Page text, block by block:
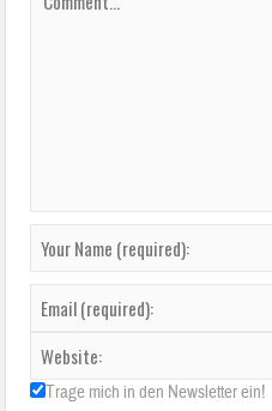
Trage mich in den Newsletter ein!